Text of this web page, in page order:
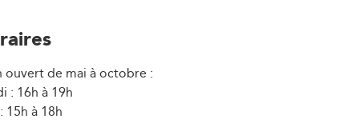
ouvert de mai à octobre :
: 16h à 19h
15h à 18h